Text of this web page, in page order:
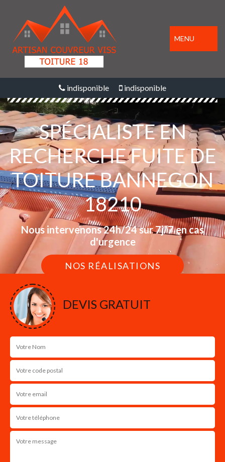
MENU
indisponible indisponible
SPÉCIALISTE EN
RECHERCHE FUITE DE
TOITURE BANNEGON
18210
Nous intervenons 24h/24 sur 7j/7 en cas
d'urgence
NOS RÉALISATIONS
DEVIS GRATUIT